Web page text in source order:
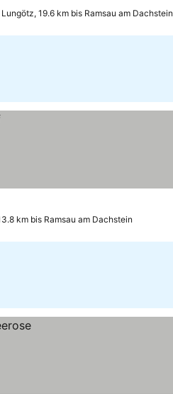
19.6 km bis Ramsau am Dachstein
km bis Ramsau am Dachstein